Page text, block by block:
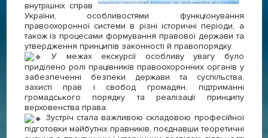
внутрішніх справ
України, особливостями функціонування
правоохоронної системи в різні історичні періоди, а
також із процесами формування правової держави та
утвердження принципів законності й правопорядку.
У межах екскурсії особливу увагу було
приділено ролі працівників правоохоронних органів у
забезпеченні безпеки держави та суспільства,
захисті прав і свобод громадян, підтриманні
громадського порядку та реалізації принципу
верховенства права.
Зустріч стала важливою складовою професійної
підготовки майбутніх правників, поєднавши теоретичні